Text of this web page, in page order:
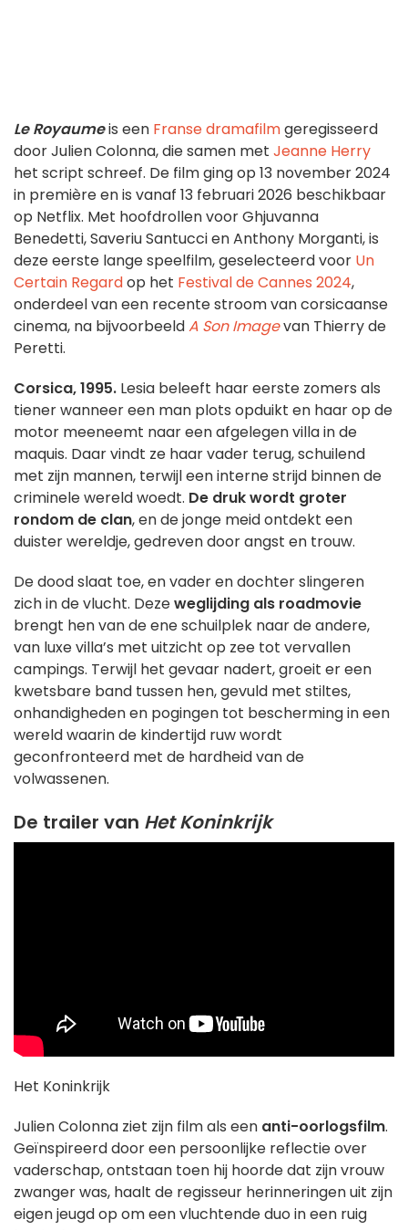
Le Royaumeis een Franse dramafilmgeregisseerd
door Julien Colonna, die samen met Jeanne Herry
het script schreef. De film ging op 13 november 2024
in première en is vanaf 13 februari 2026 beschikbaar
op Netflix. Met hoofdrollen voor Ghjuvanna
Benedetti, Saveriu Santucci en Anthony Morganti, is
deze eerste lange speelfilm, geselecteerd voor Un
Certain Regardop het Festival de Cannes 2024,
onderdeel van een recente stroom van corsicaanse
cinema, na bijvoorbeeldA Son Imagevan Thierry de
Peretti.
Corsica, 1995. Lesia beleeft haar eerste zomers als
tiener wanneer een man plots opduikt en haar op de
motor meeneemt naar een afgelegen villa in de
maquis. Daar vindt ze haar vader terug, schuilend
met zijn mannen, terwijl een interne strijd binnen de
criminele wereld woedt. De druk wordt groter
rondom de clan, en de jonge meid ontdekt een
duister wereldje, gedreven door angst en trouw.
De dood slaat toe, en vader en dochter slingeren
zich in de vlucht. Dezeweglijding als roadmovie
brengt hen van de ene schuilplek naar de andere,
van luxe villa’s met uitzicht op zee tot vervallen
campings. Terwijl het gevaar nadert, groeit er een
kwetsbare band tussen hen, gevuld met stiltes,
onhandigheden en pogingen tot bescherming in een
wereld waarin de kindertijd ruw wordt
geconfronteerd met de hardheid van de
volwassenen.
De trailer van Het Koninkrijk
Het Koninkrijk
Julien Colonna ziet zijn film als een anti-oorlogsfilm.
Geïnspireerd door een persoonlijke reflectie over
vaderschap, ontstaan toen hij hoorde dat zijn vrouw
zwanger was, haalt de regisseur herinneringen uit zijn
eigen jeugd op om een vluchtende duo in een ruig